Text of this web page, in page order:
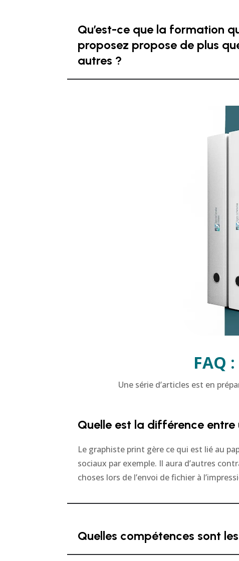
Qu’est-ce que la formation
proposez propose de plus
autres ?
FAQ
Une série d’articles est en
Quelle est la différence
Le graphiste print gère ce qui est lié au
sociaux par exemple. Il aura d’autres
choses lors de l’envoi de fichier à
Quelles compétences sont